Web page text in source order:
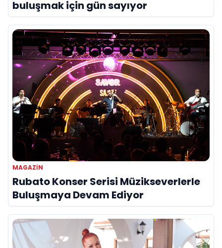
buluşmak için gün sayıyor
MAGAZIN
Rubato Konser Serisi Müzikseverlerle
Buluşmaya Devam Ediyor